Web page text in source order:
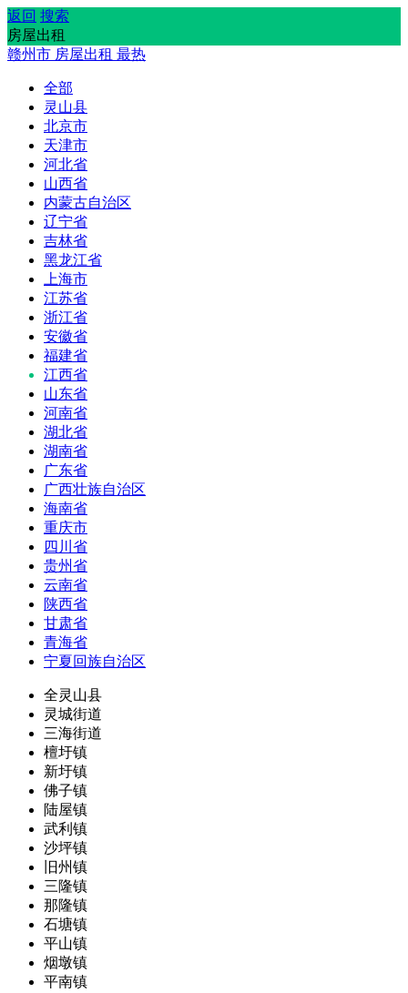
返回 搜索
房屋出租
赣州市 房屋出租 最热
全部
灵山县
北京市
天津市
河北省
山西省
内蒙古自治区
辽宁省
吉林省
黑龙江省
上海市
江苏省
浙江省
安徽省
福建省
江西省
山东省
河南省
湖北省
湖南省
广东省
广西壮族自治区
海南省
重庆市
四川省
贵州省
云南省
陕西省
甘肃省
青海省
宁夏回族自治区
全灵山县
灵城街道
三海街道
檀圩镇
新圩镇
佛子镇
陆屋镇
武利镇
沙坪镇
旧州镇
三隆镇
那隆镇
石塘镇
平山镇
烟墩镇
平南镇